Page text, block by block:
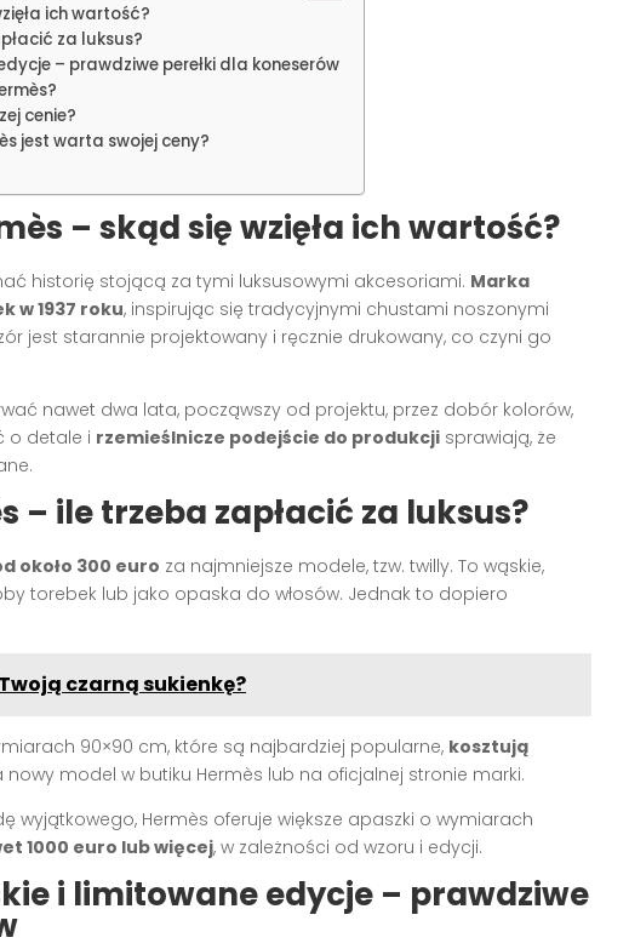
ich wartość?
za luksus?
– prawdziwe perełki dla koneserów
cenie?
jest warta swojej ceny?
– skąd się wzięła ich wartość?
historię stojącą za tymi luksusowymi akcesoriami. Marka
w 1937 roku, inspirując się tradycyjnymi chustami noszonymi
jest starannie projektowany i ręcznie drukowany, co czyni go
nawet dwa lata, począwszy od projektu, przez dobór kolorów,
o detale i rzemieślnicze podejście do produkcji sprawiają, że
– ile trzeba zapłacić za luksus?
około 300 euro za najmniejsze modele, tzw. twilly. To wąskie,
torebek lub jako opaska do włosów. Jednak to dopiero
czarną sukienkę?
90×90 cm, które są najbardziej popularne, kosztują
nowy model w butiku Hermès lub na oficjalnej stronie marki.
wyjątkowego, Hermès oferuje większe apaszki o wymiarach
1000 euro lub więcej, w zależności od wzoru i edycji.
i limitowane edycje – prawdziwe